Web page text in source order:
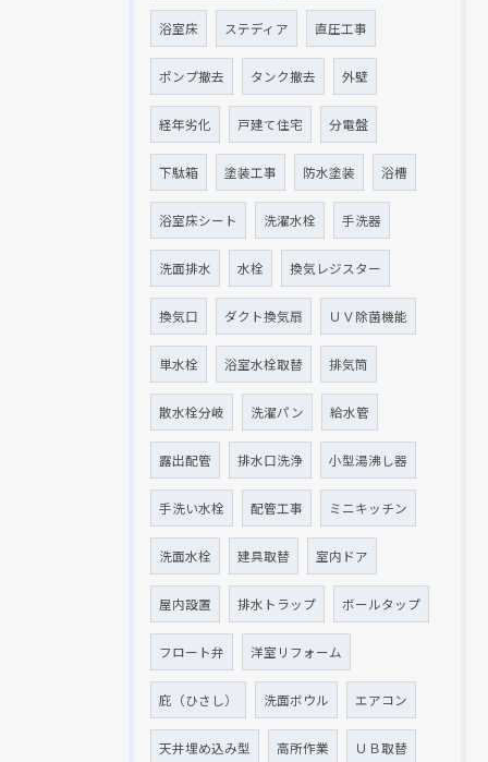
浴室床 ステディア 直圧工事
ポンプ撤去 タンク撤去 外壁
経年劣化 戸建て住宅 分電盤
下駄箱 塗装工事 防水塗装 浴槽
浴室床シート 洗濯水栓 手洗器
洗面排水 水栓 換気レジスター
換気口 ダクト換気扇 ＵＶ除菌機能
単水栓 浴室水栓取替 排気筒
散水栓分岐 洗濯パン 給水管
露出配管 排水口洗浄 小型湯沸し器
手洗い水栓 配管工事 ミニキッチン
洗面水栓 建具取替 室内ドア
屋内設置 排水トラップ ボールタップ
フロート弁 洋室リフォーム
庇（ひさし） 洗面ボウル エアコン
天井埋め込み型 高所作業 ＵＢ取替